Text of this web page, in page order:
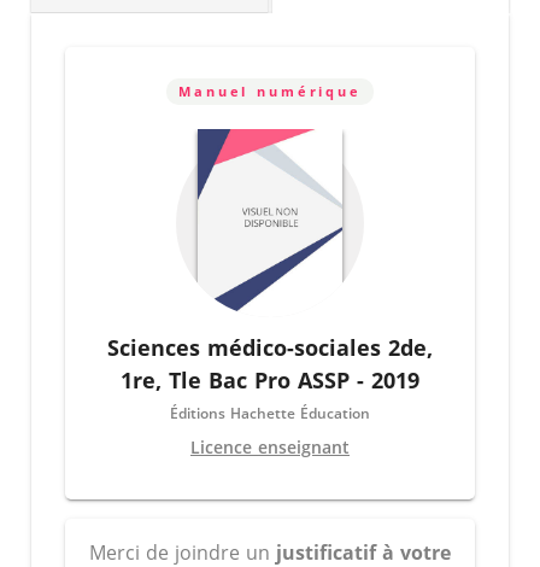
Manuel numérique
Sciences médico-sociales 2de,
1re, Tle Bac Pro ASSP - 2019
Éditions Hachette Éducation
Licence enseignant
Merci de joindre un justificatif à votre